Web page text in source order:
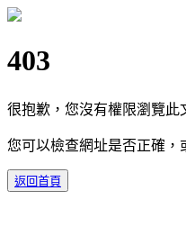
403
很抱歉，您沒有權限瀏覽此
您可以檢查網址是否正確，
返回首頁